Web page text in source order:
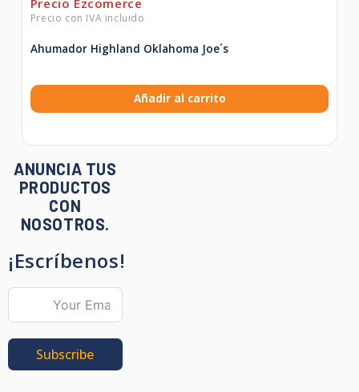
Ahumador Highland Oklahoma Joe´s
Añadir al carrito
ANUNCIA TUS
PRODUCTOS
CON
NOSOTROS.
¡Escríbenos!
Subscribe